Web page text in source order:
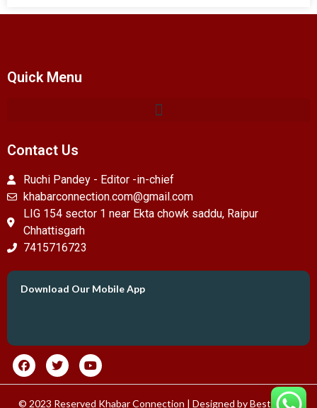
Quick Menu
Contact Us
Ruchi Pandey - Editor -in-chief
khabarconnection.com@gmail.com
LIG 154 sector 1 near Ekta chowk saddu, Raipur
Chhattisgarh
7415716723
Download Our Mobile App
© 2023 Reserved Khabar Connection | Designed byBest News